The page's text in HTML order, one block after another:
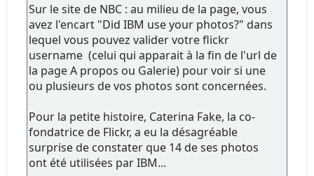
Sur le site de NBC : au milieu de la page, vous
avez l'encart "Did IBM use your photos?" dans
lequel vous pouvez valider votre flickr
username (celui qui apparait à la fin de l'url de
la page A propos ou Galerie) pour voir si une
ou plusieurs de vos photos sont concernées.
Pour la petite histoire, Caterina Fake, la co-
fondatrice de Flickr, a eu la désagréable
surprise de constater que 14 de ses photos
ont été utilisées par IBM...